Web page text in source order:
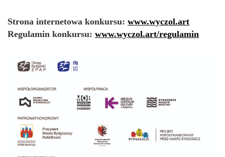
Strona internetowa konkursu: www.wyczol.art
Regulamin konkursu: www.wyczol.art/regulamin